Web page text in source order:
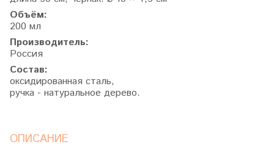
Объём:
200 мл
Производитель:
Россия
Состав:
оксидированная сталь,
ручка - натуральное дерево.
ОПИСАНИЕ